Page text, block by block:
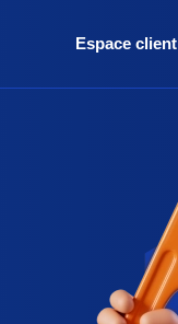
Espace client